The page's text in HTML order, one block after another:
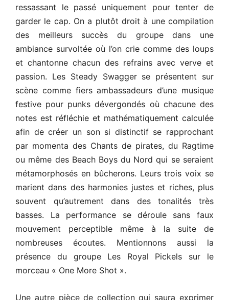
ressassant le passé uniquement pour tenter de
garder le cap. On a plutôt droit à une compilation
des meilleurs succès du groupe dans une
ambiance survoltée où l’on crie comme des loups
et chantonne chacun des refrains avec verve et
passion. Les Steady Swagger se présentent sur
scène comme fiers ambassadeurs d’une musique
festive pour punks dévergondés où chacune des
notes est réfléchie et mathématiquement calculée
afin de créer un son si distinctif se rapprochant
par momenta des Chants de pirates, du Ragtime
ou même des Beach Boys du Nord qui se seraient
métamorphosés en bûcherons. Leurs trois voix se
marient dans des harmonies justes et riches, plus
souvent qu’autrement dans des tonalités très
basses. La performance se déroule sans faux
mouvement perceptible même à la suite de
nombreuses écoutes. Mentionnons aussi la
présence du groupe Les Royal Pickels sur le
morceau « One More Shot ».
Une autre pièce de collection qui saura exprimer